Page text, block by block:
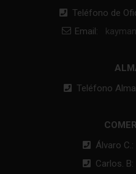
Teléfono de
Email:
Teléfono
Álvaro C.:
Carlos. B: